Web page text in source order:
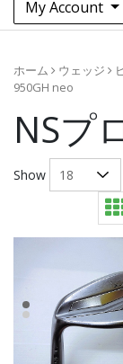
My Account
ホーム ウェッジ
950GH neo
NSプ
Show